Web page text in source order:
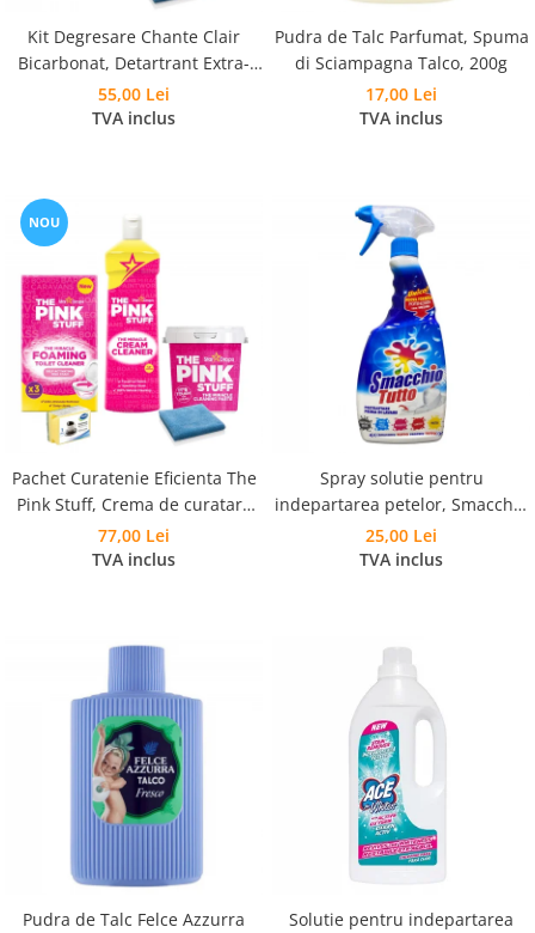
Kit Degresare Chante Clair
Bicarbonat, Detartrant Extra-
Rapid, Anticalcar si Laveta
Microfibra
55,00 Lei
TVA inclus
Pudra de Talc Parfumat, Spuma
di Sciampagna Talco, 200g
17,00 Lei
TVA inclus
NOU
Pachet Curatenie Eficienta The
Pink Stuff, Crema de curatare
500 ml, Pasta Curatare 850 g,
Pudra Spumanta 300g, Laveta si
77,00 Lei
TVA inclus
Spray solutie pentru
indepartarea petelor, Smacchio
Tutto, 500 ml
25,00 Lei
TVA inclus
Pudra de Talc Felce Azzurra
Solutie pentru indepartarea